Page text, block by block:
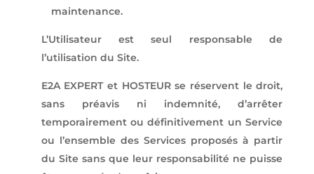
maintenance.
L’Utilisateur est seul responsable de
l’utilisation du Site.
E2A EXPERT et HOSTEUR se réservent le droit,
sans préavis ni indemnité, d’arrêter
temporairement ou définitivement un Service
ou l’ensemble des Services proposés à partir
du Site sans que leur responsabilité ne puisse